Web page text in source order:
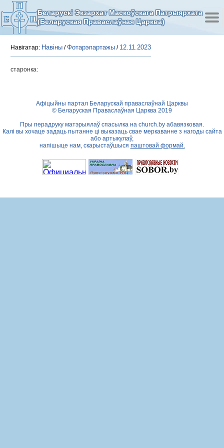
Беларускі Экзархат Маскоўскага Патрыярхата
(Беларуская Праваслаўная Царква)
Навігатар: Навіны /Фотарэпартажы / 12.11.2023
старонка:
Афіцыйны партал Беларускай праваслаўнай Царквы
© Беларуская Праваслаўная Царква 2019
Пры перадруку матэрыялаў спасылка на church.by абавязковая.
Калі вы хочаце задаць пытанне ці выказаць свае меркаванне з нагоды сайта
або артыкулаў,
напішыце нам, скарыстаўшыся паштовай формай.